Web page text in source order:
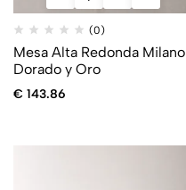
(0)
Mesa Alta Redonda Milano
Dorado y Oro
€ 143.86